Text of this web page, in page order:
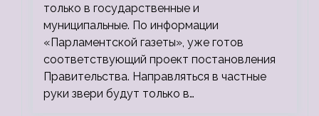
только в государственные и
муниципальные. По информации
«Парламентской газеты», уже готов
соответствующий проект постановления
Правительства. Направляться в частные
руки звери будут только в…